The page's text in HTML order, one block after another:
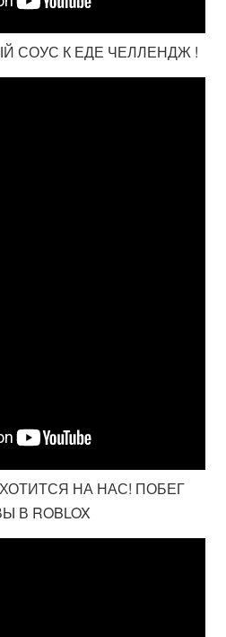
СОУС К ЕДЕ ЧЕЛЛЕНДЖ !
НА НАС! ПОБЕГ
В ROBLOX